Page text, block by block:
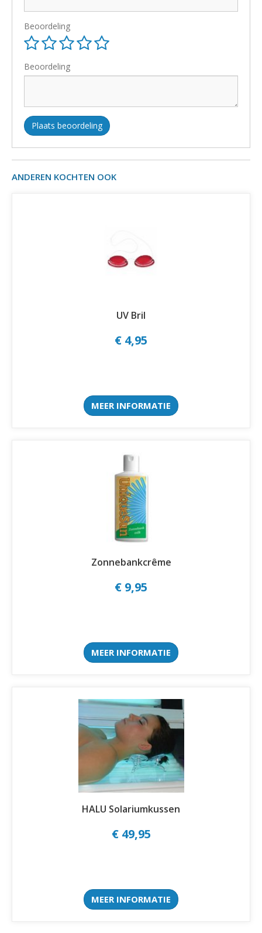
Beoordeling
Beoordeling
Plaats beoordeling
ANDEREN KOCHTEN OOK
UV Bril
€ 4,95
MEER INFORMATIE
Zonnebankcrême
€ 9,95
MEER INFORMATIE
HALU Solariumkussen
€ 49,95
MEER INFORMATIE